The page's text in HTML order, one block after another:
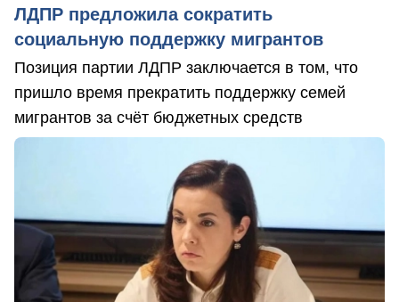
ЛДПР предложила сократить
социальную поддержку мигрантов
Позиция партии ЛДПР заключается в том, что
пришло время прекратить поддержку семей
мигрантов за счёт бюджетных средств